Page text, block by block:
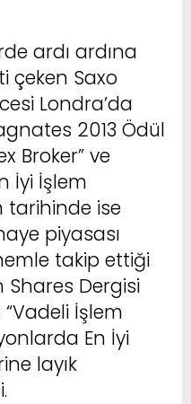
ardı ardına
çeken Saxo
Londra’da
2013 Ödül
Broker” ve
İyi İşlem
tarihinde ise
piyasası
takip ettiği
Shares Dergisi
“Vadeli İşlem
En İyi
layık